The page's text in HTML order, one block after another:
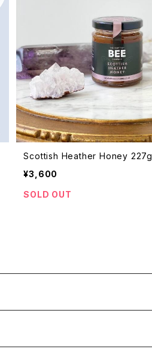
Scottish Heather Honey 227g
¥3,600
SOLD OUT